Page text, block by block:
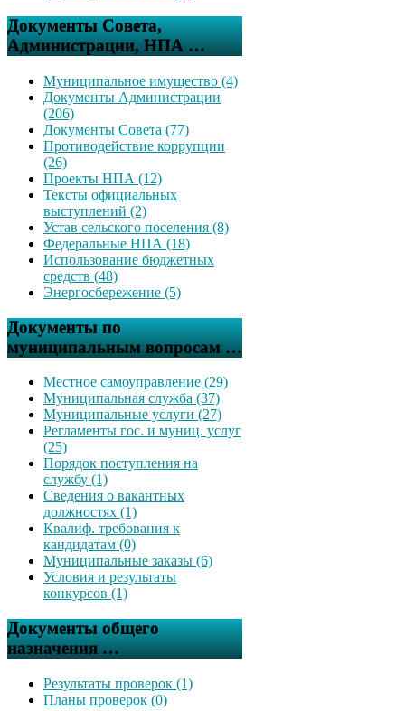
Документы Совета,
Администрации, НПА …
Муниципальное имущество (4)
Документы Администрации
(206)
Документы Совета (77)
Противодействие коррупции
(26)
Проекты НПА (12)
Тексты официальных
выступлений (2)
Устав сельского поселения (8)
Федеральные НПА (18)
Использование бюджетных
средств (48)
Энергосбережение (5)
Документы по
муниципальным вопросам …
Местное самоуправление (29)
Муниципальная служба (37)
Муниципальные услуги (27)
Регламенты гос. и муниц. услуг
(25)
Порядок поступления на
службу (1)
Сведения о вакантных
должностях (1)
Квалиф. требования к
кандидатам (0)
Муниципальные заказы (6)
Условия и результаты
конкурсов (1)
Документы общего
назначения …
Результаты проверок (1)
Планы проверок (0)